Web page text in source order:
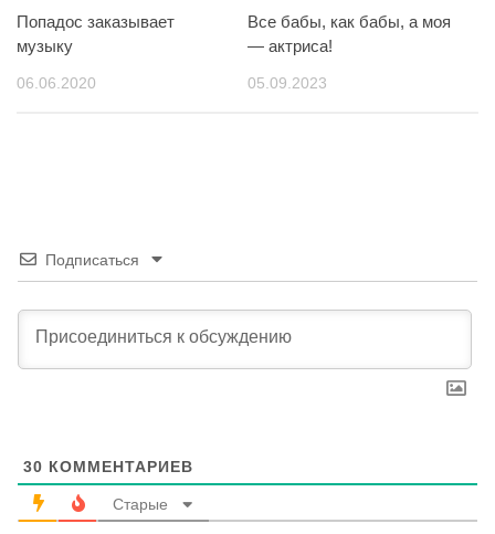
Попадос заказывает
музыку
06.06.2020
Все бабы, как бабы, а моя
— актриса!
05.09.2023
Подписаться
30 КОММЕНТАРИЕВ
Старые